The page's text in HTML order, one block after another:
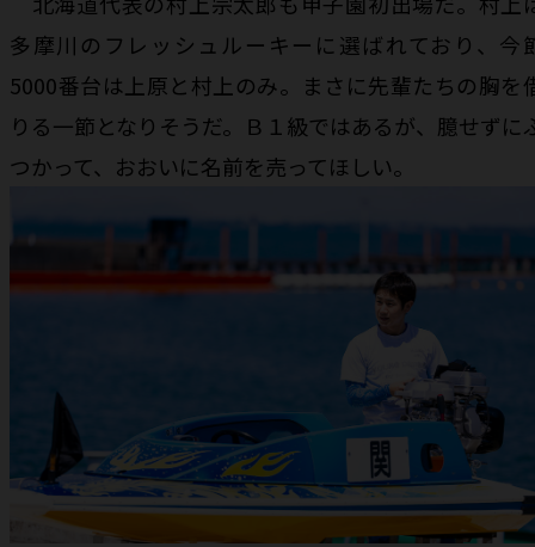
多摩川のフレッシュルーキーに選ばれており、今
5000番台は上原と村上のみ。まさに先輩たちの胸を
りる一節となりそうだ。Ｂ１級ではあるが、臆せずに
つかって、おおいに名前を売ってほしい。